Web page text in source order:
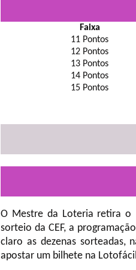
Faixa
11 Pontos
12 Pontos
13 Pontos
14 Pontos
15 Pontos
O Mestre da Loteria retira o
sorteio da CEF, a
claro as dezenas sorteadas,
apostar um bilhete na